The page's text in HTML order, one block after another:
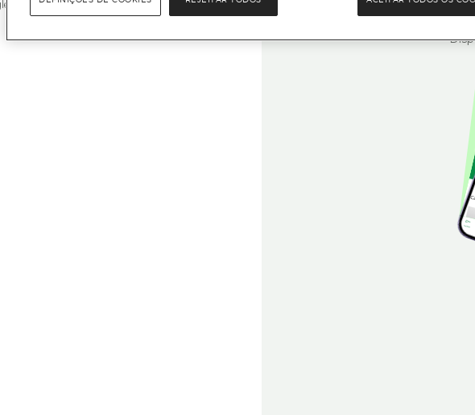
e ao Supermercado El Corte Inglés.
Leia o código QR